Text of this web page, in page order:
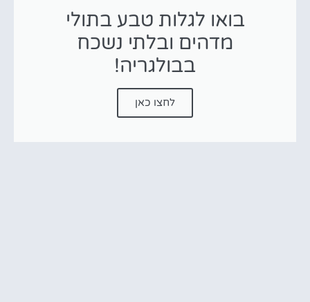
בואו לגלות טבע בתולי
מדהים ובלתי נשכח
בבולגריה!
לחצו כאן